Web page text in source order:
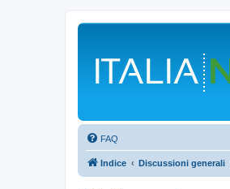
FAQ
Indice Discussioni generali